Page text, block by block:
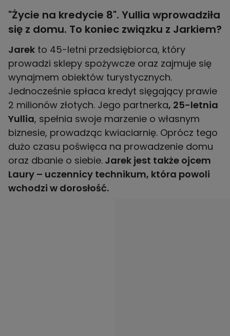
"Życie na kredycie 8". Yullia wprowadziła
się z domu. To koniec związku z Jarkiem?
Jarek to 45-letni przedsiębiorca, który
prowadzi sklepy spożywcze oraz zajmuje się
wynajmem obiektów turystycznych.
Jednocześnie spłaca kredyt sięgający prawie
2 milionów złotych. Jego partnerka, 25-letnia
Yullia, spełnia swoje marzenie o własnym
biznesie, prowadząc kwiaciarnię. Oprócz tego
dużo czasu poświęca na prowadzenie domu
oraz dbanie o siebie. Jarek jest także ojcem
Laury – uczennicy technikum, która powoli
wchodzi w dorosłość.